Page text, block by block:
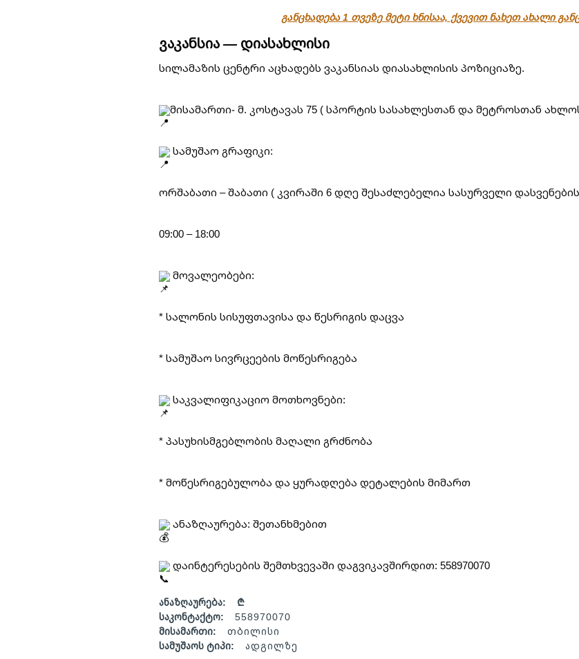
განცხადება 1 თვეზე მეტი ხნისაა, ქვევით ნახეთ ახალი
ვაკანსია — დიასახლისი
სილამაზის ცენტრი აცხადებს ვაკანსიას დიასახლისის პოზიციაზე.
მისამართი- მ. კოსტავას 75 ( სპორტის სასახლესთან და მეტროსთან
სამუშაო გრაფიკი:
ორშაბათი – შაბათი ( კვირაში 6 დღე შესაძლებელია სასურველი
09:00 – 18:00
მოვალეობები:
* სალონის სისუფთავისა და წესრიგის დაცვა
* სამუშაო სივრცეების მოწესრიგება
საკვალიფიკაციო მოთხოვნები:
* პასუხისმგებლობის მაღალი გრძნობა
* მოწესრიგებულობა და ყურადღება დეტალების მიმართ
ანაზღაურება: შეთანხმებით
დაინტერესების შემთხვევაში დაგვიკავშირდით: 558970070
ანაზღაურება:
₾
საკონტაქტო:
558970070
მისამართი:
თბილისი
სამუშაოს ტიპი:
ადგილზე